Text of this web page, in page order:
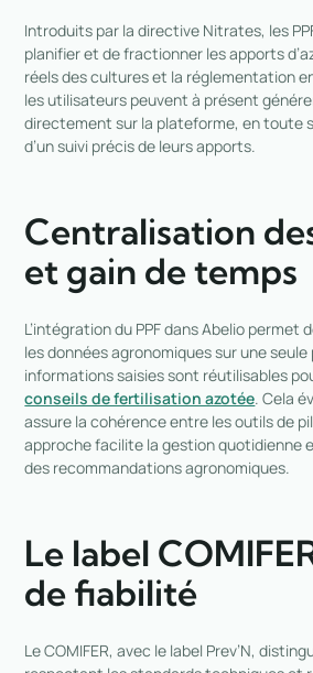
Introduits par la directive Nitrates, les
planifier et de fractionner les apports
réels des cultures et la réglementation
les utilisateurs peuvent à présent
directement sur la plateforme, en toute
d’un suivi précis de leurs apports.
Centralisation
et gain de temps
L’intégration du PPF dans Abelio
les données agronomiques sur une
informations saisies sont réutilisables
conseils de fertilisation azotée. Cela
assure la cohérence entre les outils de
approche facilite la gestion quotidienne
des recommandations agronomiques.
Le label
de fiabilité
Le COMIFER, avec le label Prev’N,